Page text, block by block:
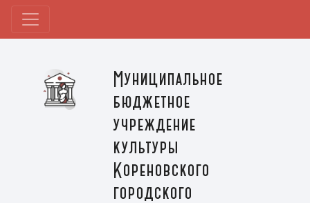
Муниципальное
бюджетное
учреждение
культуры
Кореновского
городского